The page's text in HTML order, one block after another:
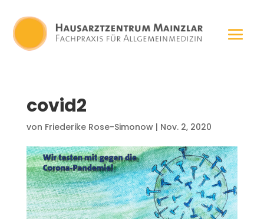
covid2
von Friederike Rose-Simonow| Nov. 2, 2020